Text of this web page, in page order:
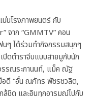
นโรงภาพยนตร์ กับ
จาก “GMMTV” คอน
นๆ ได้ร่วมทำกิจกรรมสนุกๆ
ดตำราจีบแบบสายมูกับนัก
รรณระกานนท์, แม็ค ณัฐ
ดี “อั๋น ณภัทร พัชรชวลิต,
ชิด และอินทุกอารมณ์ไปกับ